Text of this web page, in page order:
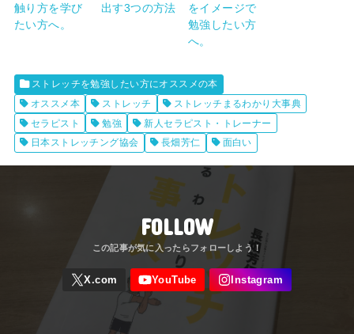
触り方を学び
たい方へ。
出す3つの方法
をイメージで
勉強したい方
へ。
ストレッチを勉強したい方にオススメの本
オススメ本
ストレッチ
ストレッチまるわかり大事典
セラピスト
勉強
新人セラピスト・トレーナー
日本ストレッチング協会
長畑芳仁 面白い
FOLLOW